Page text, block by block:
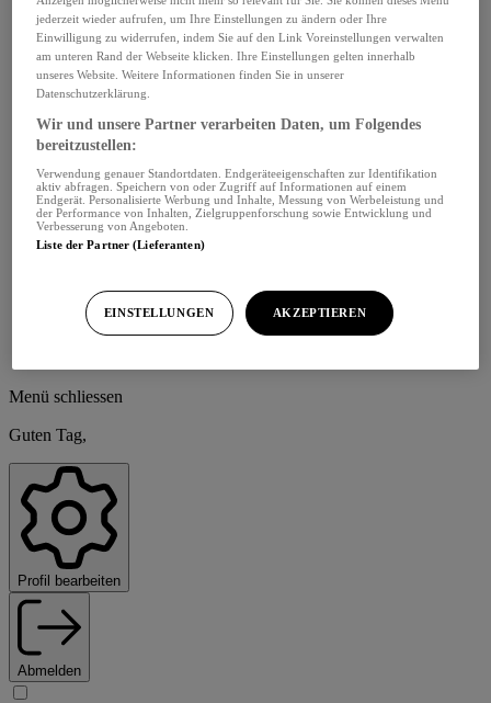
Menü schliessen
Guten Tag,
Profil bearbeiten
Abmelden
jederzeit wieder aufrufen, um Ihre Einstellungen zu ändern oder Ihre
Einwilligung zu widerrufen, indem Sie auf den Link Voreinstellungen verwalten
am unteren Rand der Webseite klicken. Ihre Einstellungen gelten innerhalb
unseres Website. Weitere Informationen finden Sie in unserer
Datenschutzerklärung.
Wir und unsere Partner verarbeiten Daten, um Folgendes
bereitzustellen:
Verwendung genauer Standortdaten. Endgeräteeigenschaften zur Identifikation
aktiv abfragen. Speichern von oder Zugriff auf Informationen auf einem
Endgerät. Personalisierte Werbung und Inhalte, Messung von Werbeleistung und
der Performance von Inhalten, Zielgruppenforschung sowie Entwicklung und
Verbesserung von Angeboten.
Liste der Partner (Lieferanten)
EINSTELLUNGEN AKZEPTIEREN